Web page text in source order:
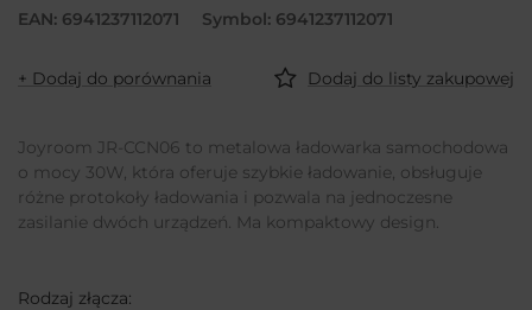
EAN: 6941237112071 Symbol: 6941237112071
+ Dodaj do porównania Dodaj do listy zakupowej
Joyroom JR-CCN06 to metalowa ładowarka samochodowa
o mocy 30W, która oferuje szybkie ładowanie, obsługuje
różne protokoły ładowania i pozwala na jednoczesne
zasilanie dwóch urządzeń. Ma kompaktowy design.
Rodzaj złącza